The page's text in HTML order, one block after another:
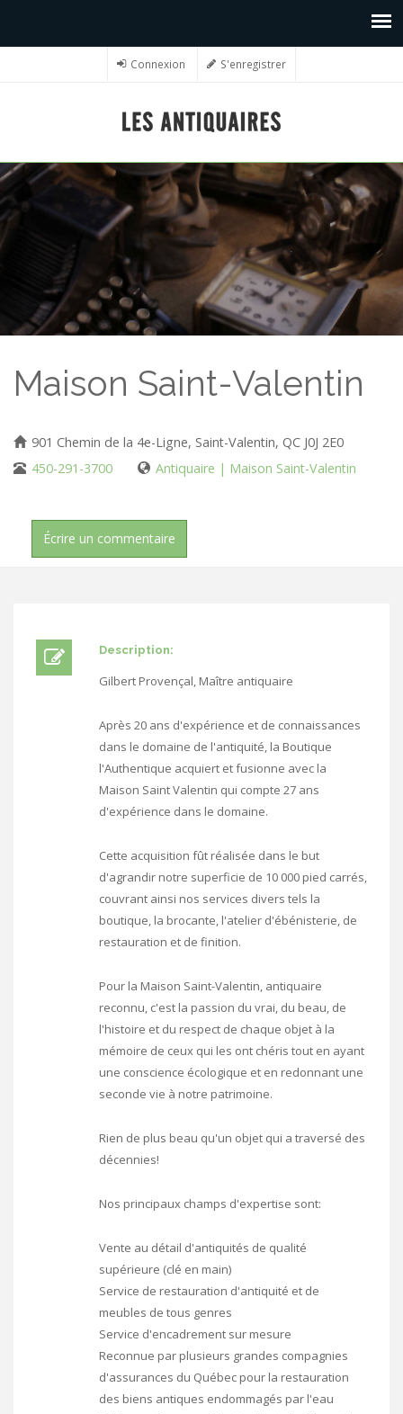
Connexion S'enregistrer
Maison Saint-Valentin
901 Chemin de la 4e-Ligne, Saint-Valentin, QC J0J 2E0
450-291-3700
Antiquaire | Maison Saint-Valentin
Écrire un commentaire
Description:
Gilbert Provençal, Maître antiquaire
Après 20 ans d'expérience et de connaissances
dans le domaine de l'antiquité, la Boutique
l'Authentique acquiert et fusionne avec la
Maison Saint Valentin qui compte 27 ans
d'expérience dans le domaine.
Cette acquisition fût réalisée dans le but
d'agrandir notre superficie de 10 000 pied carrés,
couvrant ainsi nos services divers tels la
boutique, la brocante, l'atelier d'ébénisterie, de
restauration et de finition.
Pour la Maison Saint-Valentin, antiquaire
reconnu, c'est la passion du vrai, du beau, de
l'histoire et du respect de chaque objet à la
mémoire de ceux qui les ont chéris tout en ayant
une conscience écologique et en redonnant une
seconde vie à notre patrimoine.
Rien de plus beau qu'un objet qui a traversé des
décennies!
Nos principaux champs d'expertise sont:
Vente au détail d'antiquités de qualité
supérieure (clé en main)
Service de restauration d'antiquité et de
meubles de tous genres
Service d'encadrement sur mesure
Reconnue par plusieurs grandes compagnies
d'assurances du Québec pour la restauration
des biens antiques endommagés par l'eau